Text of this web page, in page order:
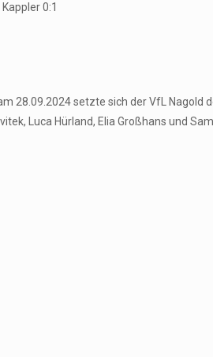
0:1
28.09.2024 setzte sich der VfL Nagold
Luca Hürland, Elia Großhans und